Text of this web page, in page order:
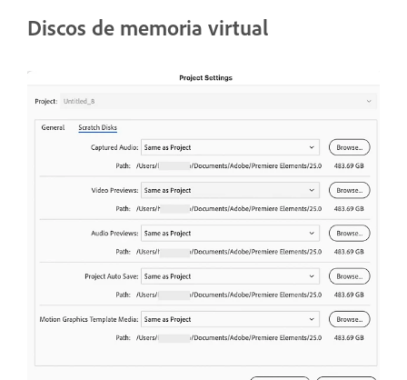
Discos de memoria virtual